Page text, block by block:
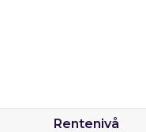
Rentenivå